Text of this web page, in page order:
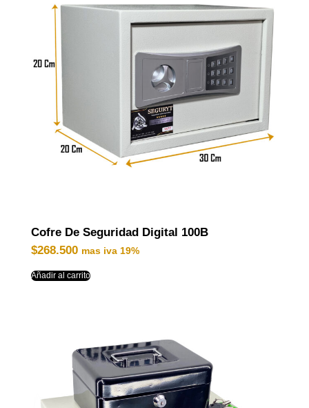
Cofre De Seguridad Digital 100B
$268.500 mas iva 19%
Añadir al carrito